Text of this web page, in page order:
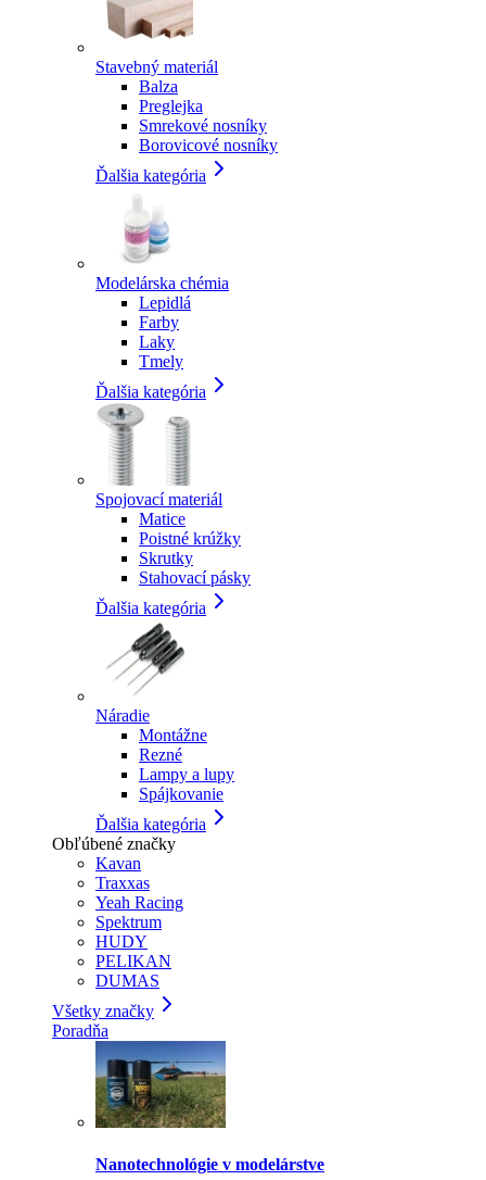
Stavebný materiál
Balza
Preglejka
Smrekové nosníky
Borovicové nosníky
Ďalšia kategória
Modelárska chémia
Lepidlá
Farby
Laky
Tmely
Ďalšia kategória
Spojovací materiál
Matice
Poistné krúžky
Skrutky
Stahovací pásky
Ďalšia kategória
Náradie
Montážne
Rezné
Lampy a lupy
Spájkovanie
Ďalšia kategória
Obľúbené značky
Kavan
Traxxas
Yeah Racing
Spektrum
HUDY
PELIKAN
DUMAS
Všetky značky
Poradňa
Nanotechnológie v modelárstve